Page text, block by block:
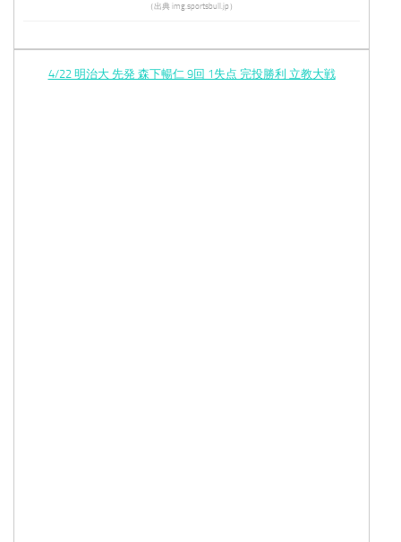
（出典 img.sportsbull.jp）
4/22 明治大 先発 森下暢仁 9回 1失点 完投勝利 立教大戦